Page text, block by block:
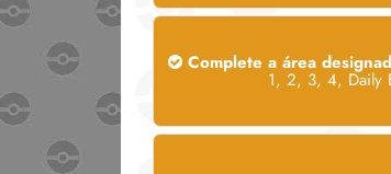
Complete a área
1, 2, 3, 4, Daily